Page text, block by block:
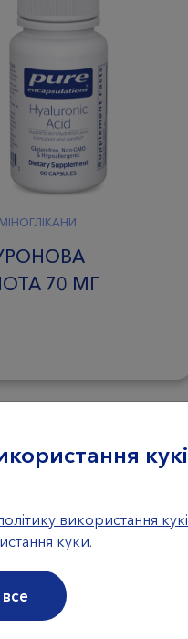
70 МГ
кукі
використання кукі
куки.